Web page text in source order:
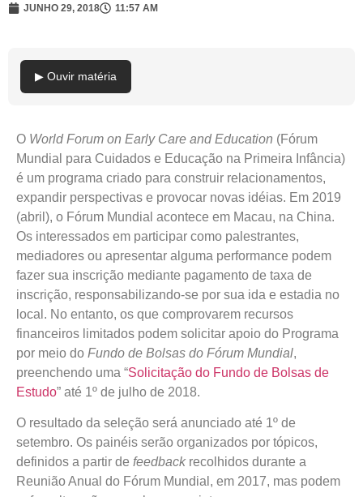
JUNHO 29, 2018 11:57 AM
▶ Ouvir matéria
O World Forum on Early Care and Education (Fórum
Mundial para Cuidados e Educação na Primeira Infância)
é um programa criado para construir relacionamentos,
expandir perspectivas e provocar novas idéias. Em 2019
(abril), o Fórum Mundial acontece em Macau, na China.
Os interessados em participar como palestrantes,
mediadores ou apresentar alguma performance podem
fazer sua inscrição mediante pagamento de taxa de
inscrição, responsabilizando-se por sua ida e estadia no
local. No entanto, os que comprovarem recursos
financeiros limitados podem solicitar apoio do Programa
por meio do Fundo de Bolsas do Fórum Mundial,
preenchendo uma “Solicitação do Fundo de Bolsas de
Estudo” até 1º de julho de 2018.
O resultado da seleção será anunciado até 1º de
setembro. Os painéis serão organizados por tópicos,
definidos a partir de feedbackrecolhidos durante a
Reunião Anual do Fórum Mundial, em 2017, mas podem